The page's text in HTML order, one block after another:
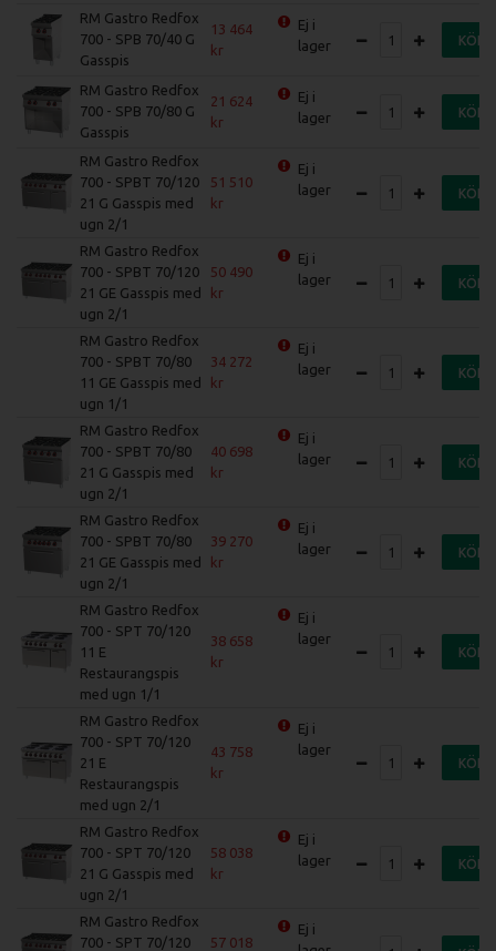
RM Gastro Redfox
700 - SPB 70/40 G
Gasspis
13 464
Ej i
lager
KÖP
RM Gastro Redfox
700 - SPB 70/80 G
Gasspis
21 624
Ej i
lager
KÖP
RM Gastro Redfox
700 - SPBT 70/120
21 G Gasspis med
ugn 2/1
51 510
Ej i
lager
KÖP
RM Gastro Redfox
700 - SPBT 70/120
21 GE Gasspis med
ugn 2/1
50 490
Ej i
lager
KÖP
RM Gastro Redfox
700 - SPBT 70/80
11 GE Gasspis med
ugn 1/1
34 272
Ej i
lager
KÖP
RM Gastro Redfox
700 - SPBT 70/80
21 G Gasspis med
ugn 2/1
40 698
Ej i
lager
KÖP
RM Gastro Redfox
700 - SPBT 70/80
21 GE Gasspis med
ugn 2/1
39 270
Ej i
lager
KÖP
RM Gastro Redfox
700 - SPT 70/120
11 E
Restaurangspis
med ugn 1/1
38 658
Ej i
lager
KÖP
RM Gastro Redfox
700 - SPT 70/120
21 E
Restaurangspis
med ugn 2/1
43 758
Ej i
lager
KÖP
RM Gastro Redfox
700 - SPT 70/120
21 G Gasspis med
ugn 2/1
58 038
Ej i
lager
KÖP
RM Gastro Redfox
700 - SPT 70/120
57 018
Ej i